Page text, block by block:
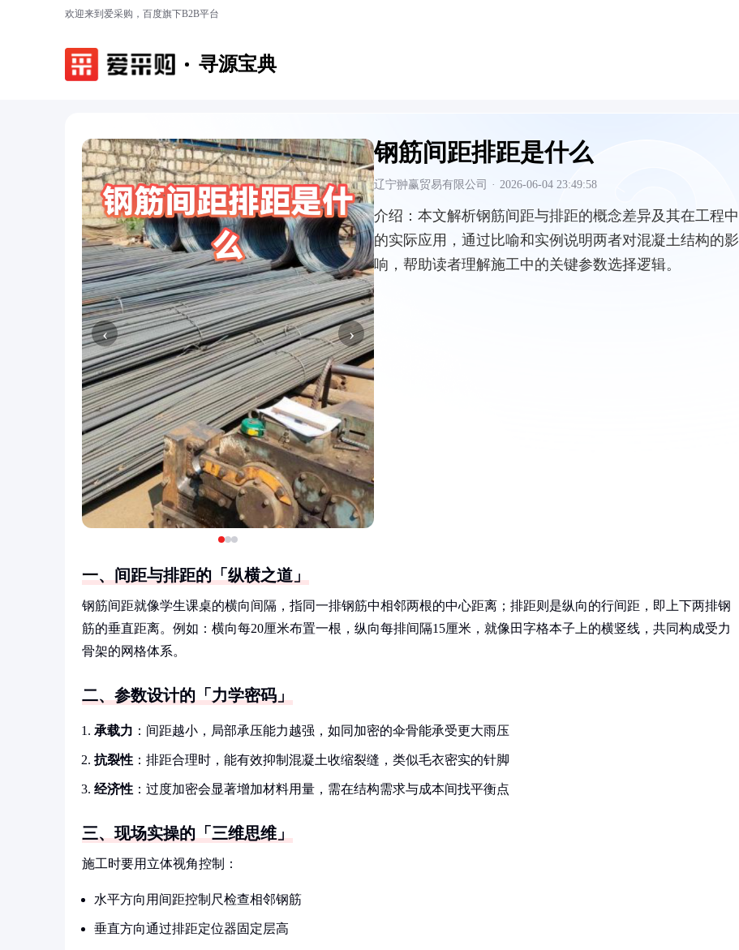
欢迎来到爱采购，百度旗下B2B平台
寻源宝典
‹ ›
钢筋间距排距是什么
辽宁翀赢贸易有限公司 · 2026-06-04 23:49:58
介绍： 本文解析钢筋间距与排距的概念差异及其在工程中
的实际应用，通过比喻和实例说明两者对混凝土结构的影
响，帮助读者理解施工中的关键参数选择逻辑。
一、间距与排距的「纵横之道」
钢筋间距就像学生课桌的横向间隔，指同一排钢筋中相邻两根的中心距离；排距则是纵向的行间距，即上下两排钢
筋的垂直距离。例如：横向每20厘米布置一根，纵向每排间隔15厘米，就像田字格本子上的横竖线，共同构成受力
骨架的网格体系。
二、参数设计的「力学密码」
承载力 ：间距越小，局部承压能力越强，如同加密的伞骨能承受更大雨压
抗裂性 ：排距合理时，能有效抑制混凝土收缩裂缝，类似毛衣密实的针脚
经济性 ：过度加密会显著增加材料用量，需在结构需求与成本间找平衡点
三、现场实操的「三维思维」
施工时要用立体视角控制：
水平方向用间距控制尺检查相邻钢筋
垂直方向通过排距定位器固定层高